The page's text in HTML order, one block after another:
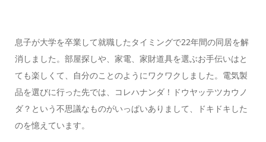
息子が大学を卒業して就職したタイミングで22年間の同居を解
消しました。部屋探しや、家電、家財道具を選ぶお手伝いはと
ても楽しくて、自分のことのようにワクワクしました。電気製
品を選びに行った先では、コレハナンダ！ドウヤッテツカウノ
ダ？という不思議なものがいっぱいありまして、ドキドキした
のを憶えています。